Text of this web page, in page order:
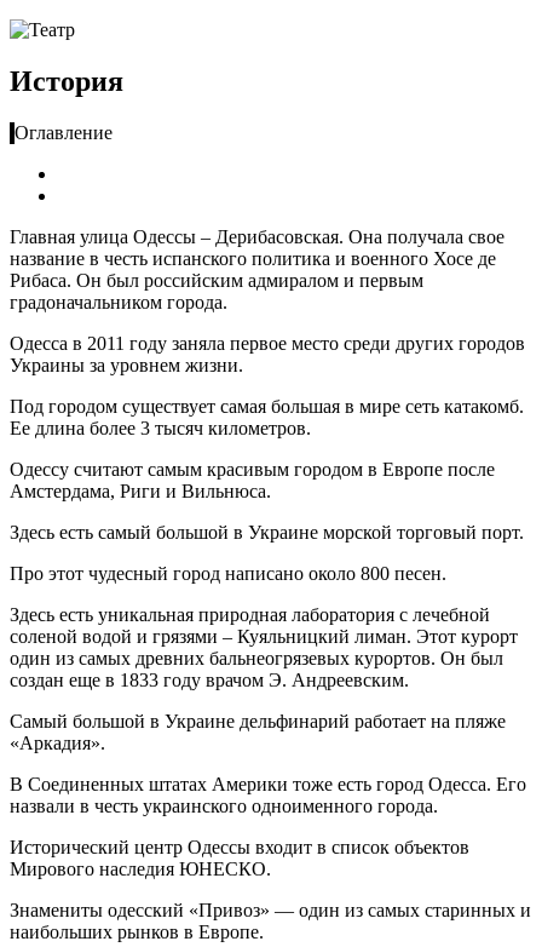
История
Оглавление
Главная улица Одессы – Дерибасовская. Она получала свое
название в честь испанского политика и военного Хосе де
Рибаса. Он был российским адмиралом и первым
градоначальником города.
Одесса в 2011 году заняла первое место среди других городов
Украины за уровнем жизни.
Под городом существует самая большая в мире сеть катакомб.
Ее длина более 3 тысяч километров.
Одессу считают самым красивым городом в Европе после
Амстердама, Риги и Вильнюса.
Здесь есть самый большой в Украине морской торговый порт.
Про этот чудесный город написано около 800 песен.
Здесь есть уникальная природная лаборатория с лечебной
соленой водой и грязями – Куяльницкий лиман. Этот курорт
один из самых древних бальнеогрязевых курортов. Он был
создан еще в 1833 году врачом Э. Андреевским.
Самый большой в Украине дельфинарий работает на пляже
«Аркадия».
В Соединенных штатах Америки тоже есть город Одесса. Его
назвали в честь украинского одноименного города.
Исторический центр Одессы входит в список объектов
Мирового наследия ЮНЕСКО.
Знамениты одесский «Привоз» — один из самых старинных и
наибольших рынков в Европе.